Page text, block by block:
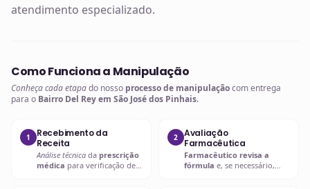
atendimento especializado.
Como Funciona a Manipulação
Conheça cada etapado nosso processo de manipulaçãocom entrega
para o Bairro Del Rey em São José dos Pinhais.
1
Recebimento da
Receita
Análise técnica da prescrição
médica para verificação de
2
Avaliação
Farmacêutica
Farmacêutico revisa a
fórmula e, se necessário,